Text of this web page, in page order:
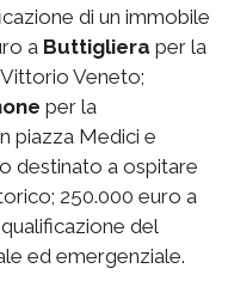
di un immobile
a Buttigliera per la
Veneto;
per la
piazza Medici e
destinato a ospitare
250.000 euro a
del
ed emergenziale.